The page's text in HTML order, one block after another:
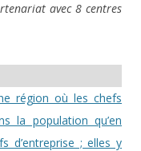
avec 8 centres
région où les chefs
la population qu’en
d’entreprise ; elles y